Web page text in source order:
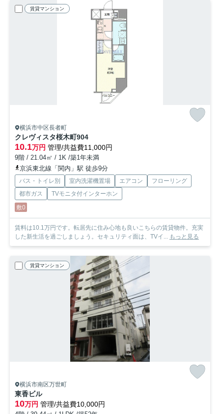
賃貸マンション
横浜市中区長者町
クレヴィスタ桜木町904
10.1万円 管理/共益費11,000円
9階 / 21.04㎡ / 1K /築1年未満
京浜東北線「関内」駅 徒歩9分
バス・トイレ別 室内洗濯機置場 エアコン
フローリング
都市ガス
TVモニタ付インターホン
敷0
賃料は10.1万円です。転居先に住み心地も良いこちらの賃貸物件。充実
した新生活を過ごしましょう。セキュリティ面は、TVイ... もっと見る
賃貸マンション
横浜市南区万世町
東香ビル
10万円 管理/共益費10,000円